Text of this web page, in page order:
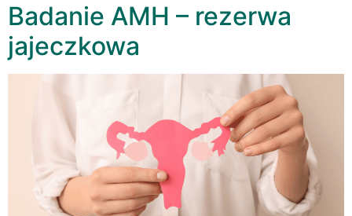
Badanie AMH – rezerwa
jajeczkowa